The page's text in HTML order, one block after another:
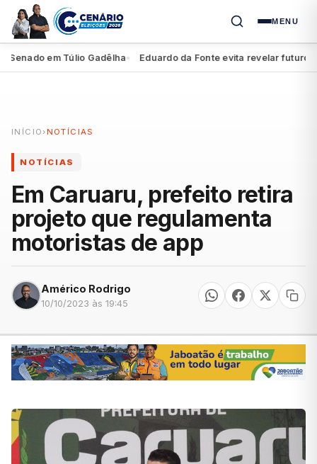
MENU
em Túlio Gadêlha● Eduardo da Fonte evita revelar futuro de
INÍCIO › NOTÍCIAS
NOTÍCIAS
Em Caruaru, prefeito retira
projeto que regulamenta
motoristas de app
Américo Rodrigo
10/10/2023 às 19:45